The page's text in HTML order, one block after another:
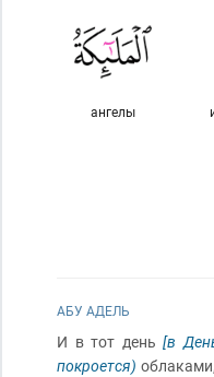
ангелы
АБУ АДЕЛЬ
И в тот день [в
покроется)